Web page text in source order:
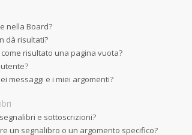
nella Board?
dà risultati?
risultato una pagina vuota?
messaggi e i miei argomenti?
e sottoscrizioni?
un segnalibro o un argomento specifico?